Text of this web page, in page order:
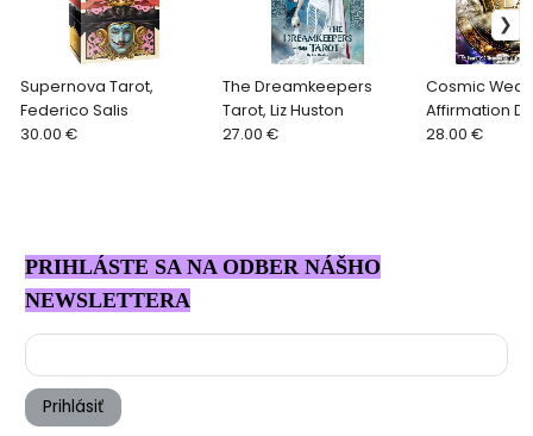
Supernova Tarot,
Federico Salis
30.00 €
The Dreamkeepers
Tarot, Liz Huston
27.00 €
Cosmic
Affirmation
Eaton
28.00 €
PRIHLÁSTE SA NA ODBER NÁŠHO
NEWSLETTERA
Prihlásiť